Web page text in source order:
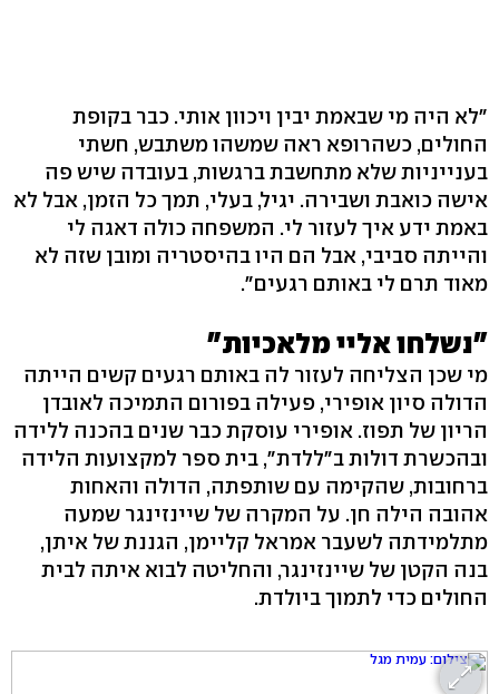
"לא היה מי שבאמת יבין ויכוון אותי. כבר בקופת
החולים, כשהרופא ראה שמשהו משתבש, חשתי
בענייניות שלא מתחשבת ברגשות, בעובדה שיש פה
אישה כואבת ושבירה. יגיל, בעלי, תמך כל הזמן, אבל לא
באמת ידע איך לעזור לי. המשפחה כולה דאגה לי
והייתה סביבי, אבל הם היו בהיסטריה ומובן שזה לא
מאוד תרם לי באותם רגעים‭."‬
"נשלחו אליי מלאכיות"
מי שכן הצליחה לעזור לה באותם רגעים קשים הייתה
הדולה סיון אופירי, פעילה בפורום התמיכה לאובדן
הריון של תפוז. אופירי עוסקת כבר שנים בהכנה ללידה
ובהכשרת דולות ב"ללדת‭,"‬ בית ספר למקצועות הלידה
ברחובות, שהקימה עם שותפתה, הדולה והאחות
אהובה הילה חן. על המקרה של שיינזינגר שמעה
מתלמידתה לשעבר אמראל קליימן, הגננת של איתן,
בנה הקטן של שיינזינגר, והחליטה לבוא איתה לבית
החולים כדי לתמוך ביולדת.